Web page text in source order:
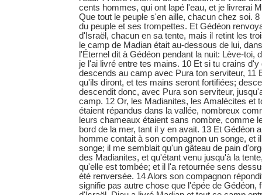
cents hommes, qui ont lapé l'eau, et je livrerai
Que tout le peuple s'en aille, chacun chez soi.
du peuple et ses trompettes. Et Gédéon
d'Israël, chacun en sa tente, mais il retint les
le camp de Madian était au-dessous de lui,
l'Éternel dit à Gédéon pendant la nuit: Lève-toi,
je l'ai livré entre tes mains. 10 Et si tu crains
descends au camp avec Pura ton serviteur, 11
qu'ils diront, et tes mains seront fortifiées;
descendit donc, avec Pura son serviteur,
camp. 12 Or, les Madianites, les Amalécites et
étaient répandus dans la vallée, nombreux
leurs chameaux étaient sans nombre, comme
bord de la mer, tant il y en avait. 13 Et Gédéon
homme contait à son compagnon un songe, et
songe; il me semblait qu'un gâteau de pain
des Madianites, et qu'étant venu jusqu'à la
qu'elle est tombée; et il l'a retournée sens
été renversée. 14 Alors son compagnon
signifie pas autre chose que l'épée de Gédéon,